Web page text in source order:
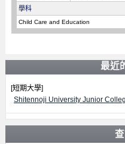
學科
Child Care and Education
最近
[短期大學]
Shitennoji University Junior